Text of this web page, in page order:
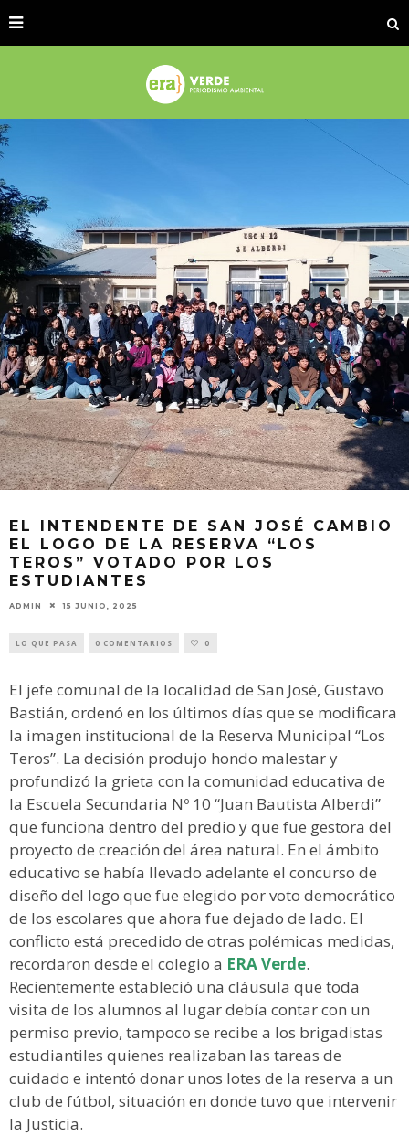
EL INTENDENTE DE SAN JOSÉ CAMBIO
EL LOGO DE LA RESERVA “LOS
TEROS” VOTADO POR LOS
ESTUDIANTES
ADMIN 15 JUNIO, 2025
LO QUE PASA 0 COMENTARIOS 0
El jefe comunal de la localidad de San José, Gustavo
Bastián, ordenó en los últimos días que se modificara
la imagen institucional de la Reserva Municipal “Los
Teros”. La decisión produjo hondo malestar y
profundizó la grieta con la comunidad educativa de
la Escuela Secundaria Nº 10 “Juan Bautista Alberdi”
que funciona dentro del predio y que fue gestora del
proyecto de creación del área natural. En el ámbito
educativo se había llevado adelante el concurso de
diseño del logo que fue elegido por voto democrático
de los escolares que ahora fue dejado de lado. El
conflicto está precedido de otras polémicas medidas,
recordaron desde el colegio a ERA Verde.
Recientemente estableció una cláusula que toda
visita de los alumnos al lugar debía contar con un
permiso previo, tampoco se recibe a los brigadistas
estudiantiles quienes realizaban las tareas de
cuidado e intentó donar unos lotes de la reserva a un
club de fútbol, situación en donde tuvo que intervenir
la Justicia.